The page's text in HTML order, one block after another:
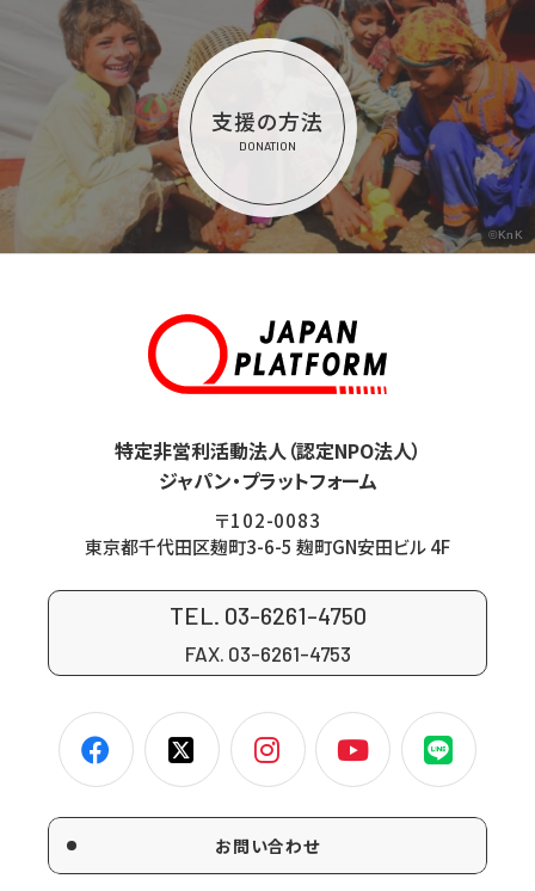
支援の方法
DONATION
©KnK
特定非営利活動法人（認定NPO法人）
ジャパン・プラットフォーム
〒102-0083
東京都千代田区麹町3-6-5 麹町GN安田ビル 4F
TEL. 03-6261-4750
FAX. 03-6261-4753
お問い合わせ